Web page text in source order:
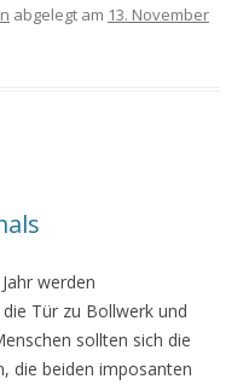
abgelegt am 13. November
werden
die Tür zu Bollwerk und
sollten sich die
die beiden imposanten